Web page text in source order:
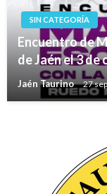
SIN CATEGORÍA
Encuentro de
de Jaén el 3 de
Jaén Taurino 27